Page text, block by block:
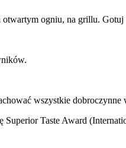
ogniu, na grillu. Gotuj
wszystkie dobroczynne
Taste Award